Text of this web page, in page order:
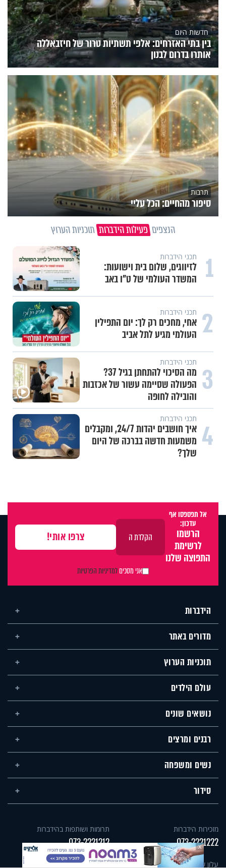
חדשות היום
בין בתי האזרחים: אלפי תשתיות טרור של חיזבאללה
אותרו בדרום לבנון
תרבות
סיפור מהחיים: הכל עליי
הנצפים פעילות הידברות תוכניות הערוץ
1 תכני הידברות
לזיווגים, שלום בית וישועות:
המשדר העולמי של ט"ו באב
2 תכני הידברות
אחי, מחכים רק לך: יום התפילין
העולמי מגיע לתל אביב
3 תכני הידברות
מה הסיכוי להתחתן בגיל 37?
הפעולה שסיימה עשור של אכזבות
והובילה לחופה
4 תכני הידברות
איך חושבים יהדות 24/7, ומקבלים
משמעות חדשה בברכה של היום
שלך?
אל תפספסו אף
עדכון:
הרשמו
לרשימת
התפוצה שלנו
אני מסכיםלמדיניות הפרטיות
הידברות
מדורים באתר
תוכניות הערוץ
עולם הילדים
נושאים שונים
רבנים ומרצים
נשים ומשפחה
סידור
מזכירות הידברות
073-2221222
תרומות ושותפות בהידברות
073-2221212
עלון שבת - עונג שבת עולם הילדים
X